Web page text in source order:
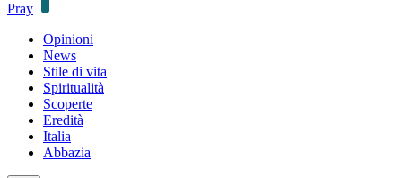
Pray
Opinioni
News
Stile di vita
Spiritualità
Scoperte
Eredità
Italia
Abbazia